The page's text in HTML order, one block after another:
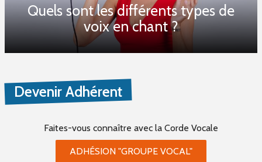
Quels sont les différents types de
voix en chant ?
Devenir Adhérent
Faites-vous connaître avec la Corde Vocale
ADHÉSION "GROUPE VOCAL"